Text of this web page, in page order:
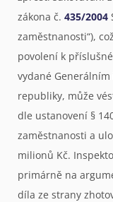
zákona č. 435/2004
zaměstnanosti“),
povolení k
vydané
republiky, může
dle ustanovení §
zaměstnanosti a
milionů Kč.
primárně na
díla ze strany